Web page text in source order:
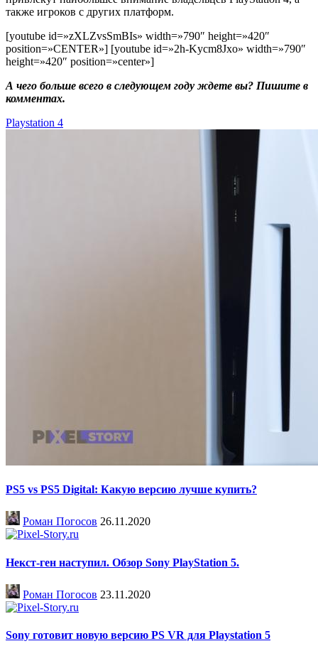
также игроков с других платформ.
[youtube id=»zXLZvsSmBIs» width=»790″ height=»420″
position=»CENTER»] [youtube id=»2h-Kycm8Jxo» width=»790″
height=»420″ position=»center»]
А чего больше всего в следующем году ждете вы? Пишите в
комментах.
Playstation 4
PS5 vs PS5 Digital: Какую версию лучше купить?
Роман Погосов 26.11.2020
Некст-ген наступил. Обзор Sony PlayStation 5.
Роман Погосов 23.11.2020
Sony готовит новую версию PS VR для Playstation 5